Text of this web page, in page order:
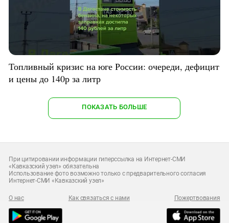
Топливный кризис на юге России: очереди, дефицит
и цены до 140р за литр
ПОКАЗАТЬ БОЛЬШЕ
При цитировании информации гиперссылка на Интернет-СМИ
«Кавказский узел» обязательна
Использование фото возможно только с предварительного согласия
Интернет-СМИ «Кавказский узел»
О нас Как связаться с нами Пожертвования